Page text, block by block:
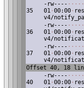
35
-rw---- · · · · ·
01 ·00:00 ·
v4/
36
-rw---- · · · · ·
01 ·00:00 ·
v4/
37
-rw---- · · · · ·
01 ·00:00 ·
v4/
Offset 40, 18
40
-rw---- · · · · ·
01 ·00:00 ·